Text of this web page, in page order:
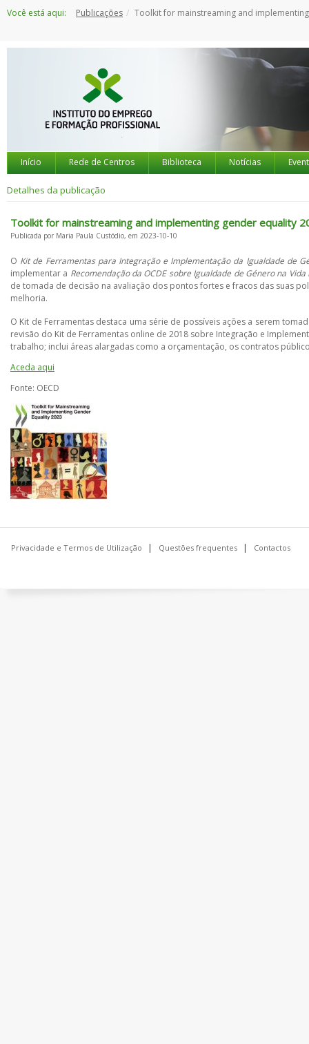
paraVocê está aqui: Publicações Toolkit for mainstreaming and implementing gender equality
Início Rede de Centros Biblioteca Notícias
Detalhes da publicação
Toolkit for mainstreaming and implementing gender equality
Publicada por Maria Paula Custódio, em 2023-10-10
O Kit de Ferramentas para Integração e Implementação da Igualdade de
implementar a Recomendação da OCDE sobre Igualdade de Género na Vida
de tomada de decisão na avaliação dos pontos fortes e fracos das suas
melhoria.
O Kit de Ferramentas destaca uma série de possíveis ações a serem
revisão do Kit de Ferramentas online de 2018 sobre Integração e
trabalho; inclui áreas alargadas como a orçamentação, os contratos
Aceda aqui
Fonte: OECD
Privacidade e Termos de Utilização Questões frequentes Contactos